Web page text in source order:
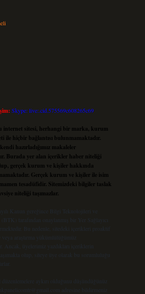
Skype: live:.cid.575569c608265c69
internet sitesi, herhangi bir marka, kurum
ile hiçbir bağlantısı bulunmamaktadır.
hazırladığımız makaleler
Burada yer alan içerikler haber niteliği
gerçek kurum ve kişiler hakkında
Gerçek kurum ve kişiler ile isim
tesadüfidir. Sitemizdeki bilgiler taslak
niteliği taşımazlar.
Kanun gereğince Bilgi Teknolojileri ve
tarafından onaylanmış bir Yer Sağlayıcı
Bu nedenle, sitedeki içerikleri proaktif
veya araştırma yükümlülüğümüz
Ancak, üyelerimiz yazdıkları içeriklerin
olup, siteye üye olarak bu sorumluluğu
düzenlemelere aykırı olduğunu düşündüğünüz
adresine bildirmeniz